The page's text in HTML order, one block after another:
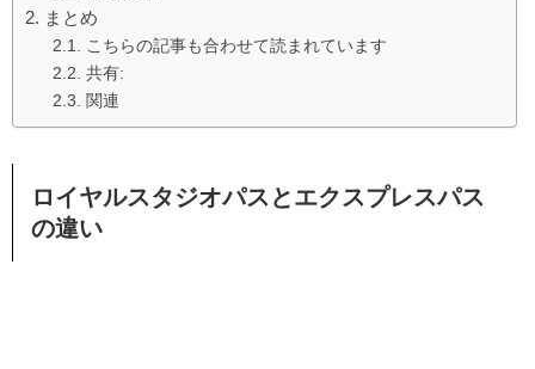
まとめ
こちらの記事も合わせて読まれています
共有:
関連
ロイヤルスタジオパスとエクスプレスパス
の違い